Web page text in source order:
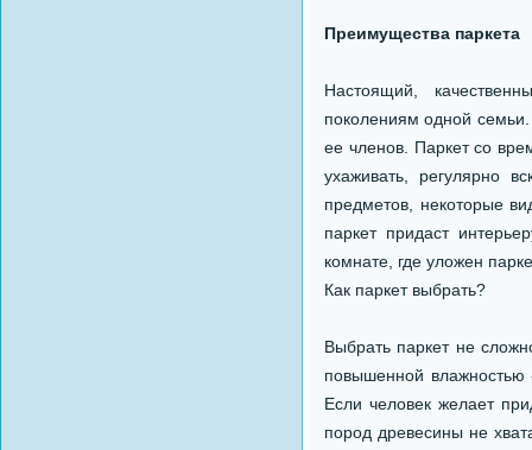
Преимущества паркета
Настоящий,
поколениям одной
ее членов. Паркет со
ухаживать, регулярно
предметов, некоторые
паркет придаст
комнате, где уложен
Как паркет выбрать?
Выбрать паркет не
повышенной влажностью
Если человек желает
пород древесины не